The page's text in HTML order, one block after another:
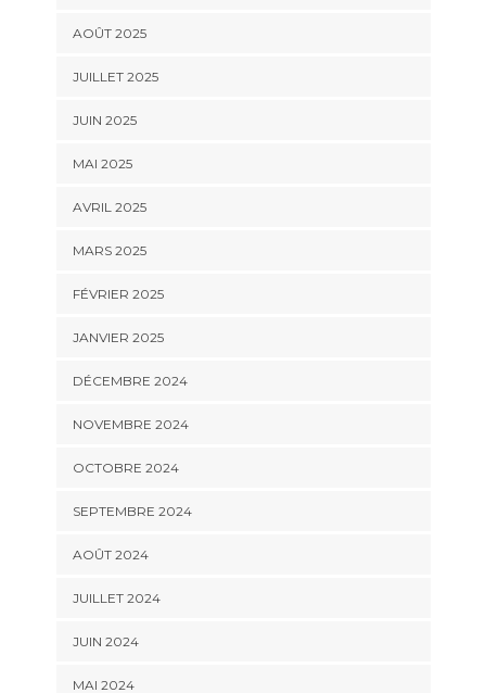
AOÛT 2025
JUILLET 2025
JUIN 2025
MAI 2025
AVRIL 2025
MARS 2025
FÉVRIER 2025
JANVIER 2025
DÉCEMBRE 2024
NOVEMBRE 2024
OCTOBRE 2024
SEPTEMBRE 2024
AOÛT 2024
JUILLET 2024
JUIN 2024
MAI 2024